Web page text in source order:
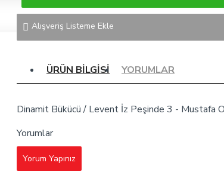
Alışveriş Listeme Ekle
ÜRÜN BILGISI YORUMLAR
Dinamit Bükücü / Levent İz Peşinde 3 - Mustafa
Yorumlar
Yorum Yapınız